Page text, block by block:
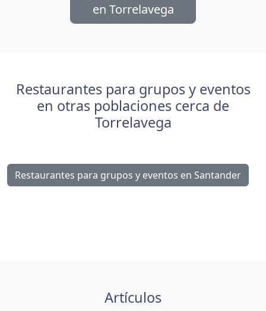
en Torrelavega
Restaurantes para grupos y eventos
en otras poblaciones cerca de
Torrelavega
Restaurantes para grupos y eventos en Santander
Artículos